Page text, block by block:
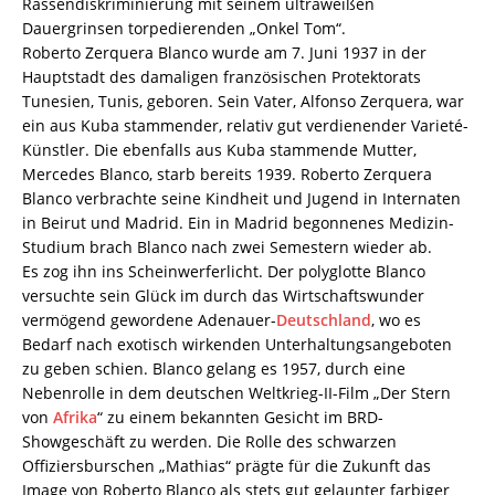
Dauergrinsen torpedierenden „Onkel Tom“.
Roberto Zerquera Blanco wurde am 7. Juni 1937 in der
Hauptstadt des damaligen französischen Protektorats
Tunesien, Tunis, geboren. Sein Vater, Alfonso Zerquera, war
ein aus Kuba stammender, relativ gut verdienender Varieté-
Künstler. Die ebenfalls aus Kuba stammende Mutter,
Mercedes Blanco, starb bereits 1939. Roberto Zerquera
Blanco verbrachte seine Kindheit und Jugend in Internaten
in Beirut und Madrid. Ein in Madrid begonnenes Medizin-
Studium brach Blanco nach zwei Semestern wieder ab.
Es zog ihn ins Scheinwerferlicht. Der polyglotte Blanco
versuchte sein Glück im durch das Wirtschaftswunder
vermögend gewordene Adenauer-Deutschland, wo es
Bedarf nach exotisch wirkenden Unterhaltungsangeboten
zu geben schien. Blanco gelang es 1957, durch eine
Nebenrolle in dem deutschen Weltkrieg-II-Film „Der Stern
von Afrika“ zu einem bekannten Gesicht im BRD-
Showgeschäft zu werden. Die Rolle des schwarzen
Offiziersburschen „Mathias“ prägte für die Zukunft das
Image von Roberto Blanco als stets gut gelaunter farbiger